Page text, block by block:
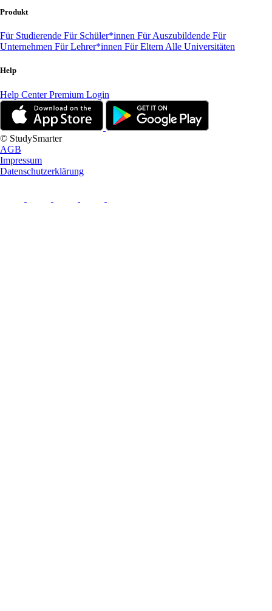
Produkt
Für Studierende Für Schüler*innen Für Auszubildende Für
Unternehmen Für Lehrer*innen Für Eltern Alle Universitäten
Help
Help CenterPremium Login
© StudySmarter
AGB
Impressum
Datenschutzerklärung